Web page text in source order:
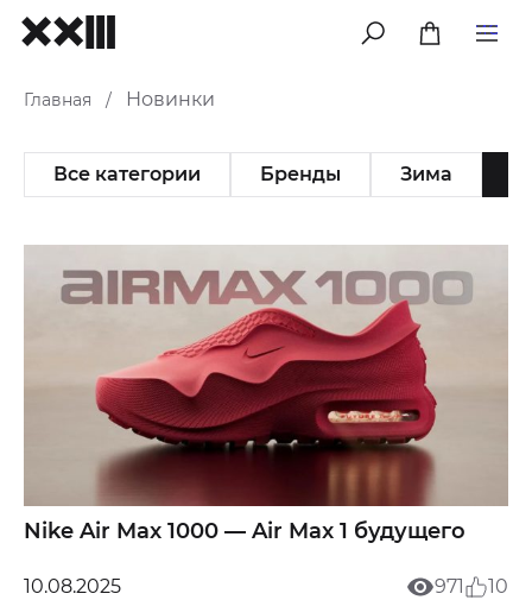
меню
Главная / Новинки
Все категории Бренды Зима
Nike Air Max 1000 — Air Max 1 будущего
10.08.2025 971 10